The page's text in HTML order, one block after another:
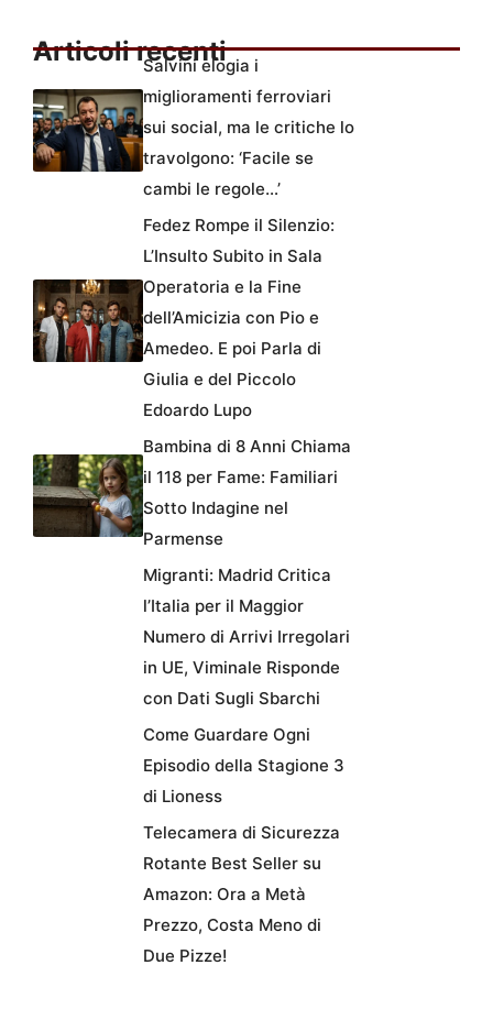
Articoli recenti
Salvini elogia i
miglioramenti ferroviari
sui social, ma le critiche lo
travolgono: ‘Facile se
cambi le regole…’
Fedez Rompe il Silenzio:
L’Insulto Subito in Sala
Operatoria e la Fine
dell’Amicizia con Pio e
Amedeo. E poi Parla di
Giulia e del Piccolo
Edoardo Lupo
Bambina di 8 Anni Chiama
il 118 per Fame: Familiari
Sotto Indagine nel
Parmense
Migranti: Madrid Critica
l’Italia per il Maggior
Numero di Arrivi Irregolari
in UE, Viminale Risponde
con Dati Sugli Sbarchi
Come Guardare Ogni
Episodio della Stagione 3
di Lioness
Telecamera di Sicurezza
Rotante Best Seller su
Amazon: Ora a Metà
Prezzo, Costa Meno di
Due Pizze!